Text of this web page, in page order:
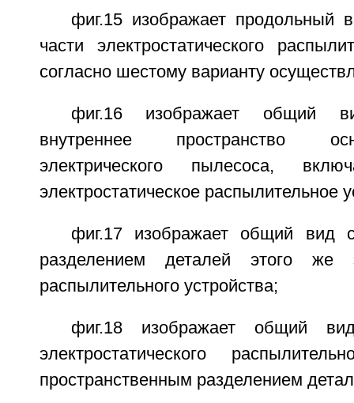
фиг.15 изображает продольный
части электростатического
согласно шестому варианту
фиг.16 изображает общий
внутреннее пространство
электрического пылесоса,
электростатическое распылительное
фиг.17 изображает общий вид
разделением деталей этого же
распылительного устройства;
фиг.18 изображает общий
электростатического
пространственным разделением